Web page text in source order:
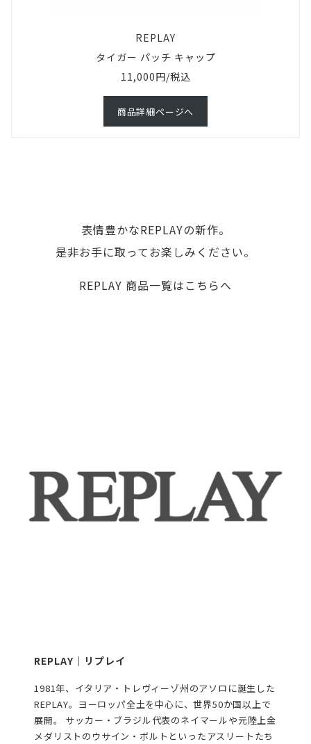
REPLAY
タイガー パッチ キャップ
11,000円/税込
商品詳細ページへ
表情豊かなREPLAYの新作。
是非お手に取ってお楽しみください。
REPLAY 商品一覧はこちらへ
REPLAY｜リプレイ
1981年、イタリア・トレヴィーゾ州のアソロに誕生した
REPLAY。ヨーロッパ全土を中心に、世界50か国以上で
展開。 サッカー・ブラジル代表のネイマールや元陸上金
メダリストのウサイン・ボルトといったアスリートたち